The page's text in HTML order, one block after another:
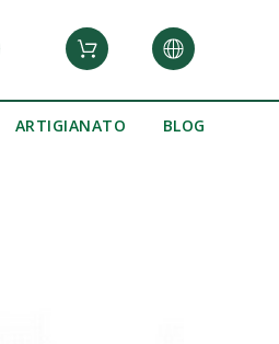
ARTIGIANATO BLOG